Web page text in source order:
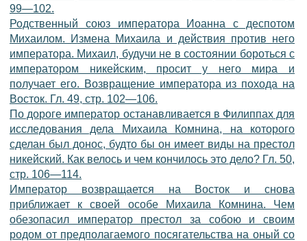
99—102.
Родственный союз императора Иоанна с деспотом
Михаилом. Измена Михаила и действия против него
императора. Михаил, будучи не в состоянии бороться с
императором никейским, просит у него мира и
получает его. Возвращение императора из похода на
Восток. Гл. 49, стр. 102—106.
По дороге император останавливается в Филиппах для
исследования дела Михаила Комнина, на которого
сделан был донос, будто бы он имеет виды на престол
никейский. Как велось и чем кончилось это дело? Гл. 50,
стр. 106—114.
Император возвращается на Восток и снова
приближает к своей особе Михаила Комнина. Чем
обезопасил император престол за собою и своим
родом от предполагаемого посягательства на оный со